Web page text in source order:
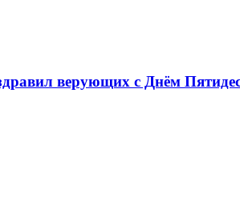
верующих с Днём